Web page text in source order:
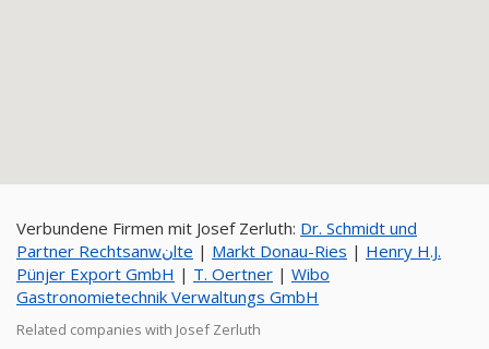
Verbundene Firmen mit Josef Zerluth: Dr. Schmidt und
Partner Rechtsanwنlte | Markt Donau-Ries | Henry H.J.
Pünjer Export GmbH | T. Oertner | Wibo
Gastronomietechnik Verwaltungs GmbH
Related companies with Josef Zerluth